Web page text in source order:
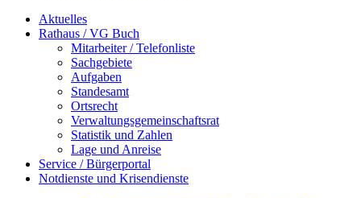
Aktuelles
Rathaus / VG Buch
Mitarbeiter / Telefonliste
Sachgebiete
Aufgaben
Standesamt
Ortsrecht
Verwaltungsgemeinschaftsrat
Statistik und Zahlen
Lage und Anreise
Service / Bürgerportal
Notdienste und Krisendienste